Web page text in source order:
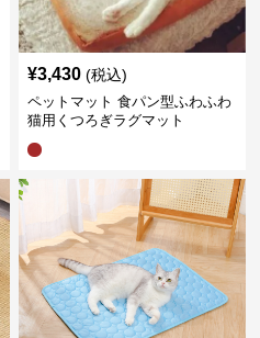
¥3,430 (税込)
ペットマット 食パン型ふわふわ
猫用くつろぎラグマット